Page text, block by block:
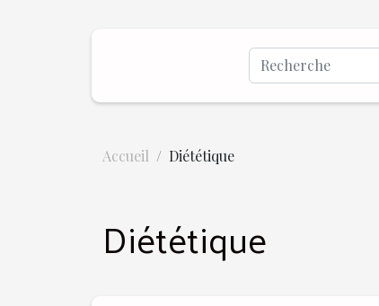
Accueil Diététique
Diététique